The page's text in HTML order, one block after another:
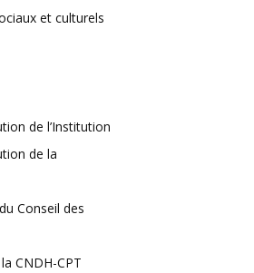
et culturels
de l’Institution
de la
Conseil des
CNDH-CPT